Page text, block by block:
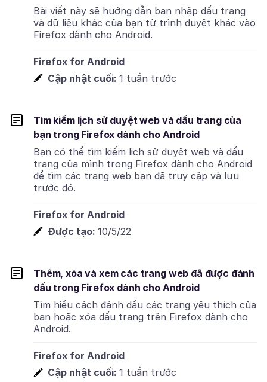
Bài viết này sẽ hướng dẫn bạn nhập dấu trang
và dữ liệu khác của bạn từ trình duyệt khác vào
Firefox dành cho Android.
Firefox for Android
Cập nhật cuối: 1 tuần trước
Tìm kiếm lịch sử duyệt web và dấu trang của
bạn trong Firefox dành cho Android
Bạn có thể tìm kiếm lịch sử duyệt web và dấu
trang của mình trong Firefox dành cho Android
để tìm các trang web bạn đã truy cập và lưu
trước đó.
Firefox for Android
Được tạo: 10/5/22
Thêm, xóa và xem các trang web đã được đánh
dấu trong Firefox dành cho Android
Tìm hiểu cách đánh dấu các trang yêu thích của
bạn hoặc xóa dấu trang trên Firefox dành cho
Android.
Firefox for Android
Cập nhật cuối: 1 tuần trước